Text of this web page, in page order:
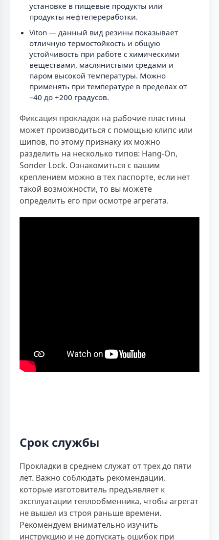
установке в пищевые продукты или
продукты нефтепереработки.
Viton — данный вид резины показывает
отличную термостойкость и общую
устойчивость при работе с химическими
веществами, маслянистыми средами и
паром высокой температуры. Можно
применять при температуре в пределах от
–40 до +200 градусов.
Фиксация прокладок на рабочие пластины
может производиться с помощью клипс или
шипов, по этому признаку их можно
разделить на несколько типов: Hang-On,
Sonder Lock. Ознакомиться с вашим
креплением можно в тех паспорте, если нет
такой возможности, то вы можете
определить его при осмотре агрегата.
Срок службы
Прокладки в среднем служат от трех до пяти
лет. Важно соблюдать рекомендации,
которые изготовитель предъявляет к
эксплуатации теплообменника, чтобы агрегат
не вышел из строя раньше времени.
Рекомендуем внимательно изучить
инструкцию и не допускать ошибок при